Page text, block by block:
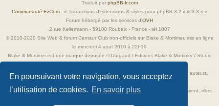
En poursuivant votre navigation, vous acceptez
l’utilisation de cookies. En savoir plus
Traduit par phpBB-fr.com
Communauté EzCom : « Traductions d'extensions & styles pour phpBB 3.2.x & 3.3.x »
Forum hébergé par les services d’OVH
2 rue Kellermann - 59100 Roubaix - France - tél 1007
© 2010-2020 Site Web & forum Centaur Club non-officiels sur Blake & Mortimer, mis en ligne
le mercredi 4 aout 2010 à 22h10
Blake & Mortimer est une marque deposée © Dargaud / Editions Blake & Mortimer / Studio
Toutes les images incluses dans ces pages sont la propriété exclusive de leurs auteurs,
ayant droits et/ou éditeurs.
Elles ne sont ici qu'à titre de référence ou d'illustration. Si les propriétaires le désirent, elles